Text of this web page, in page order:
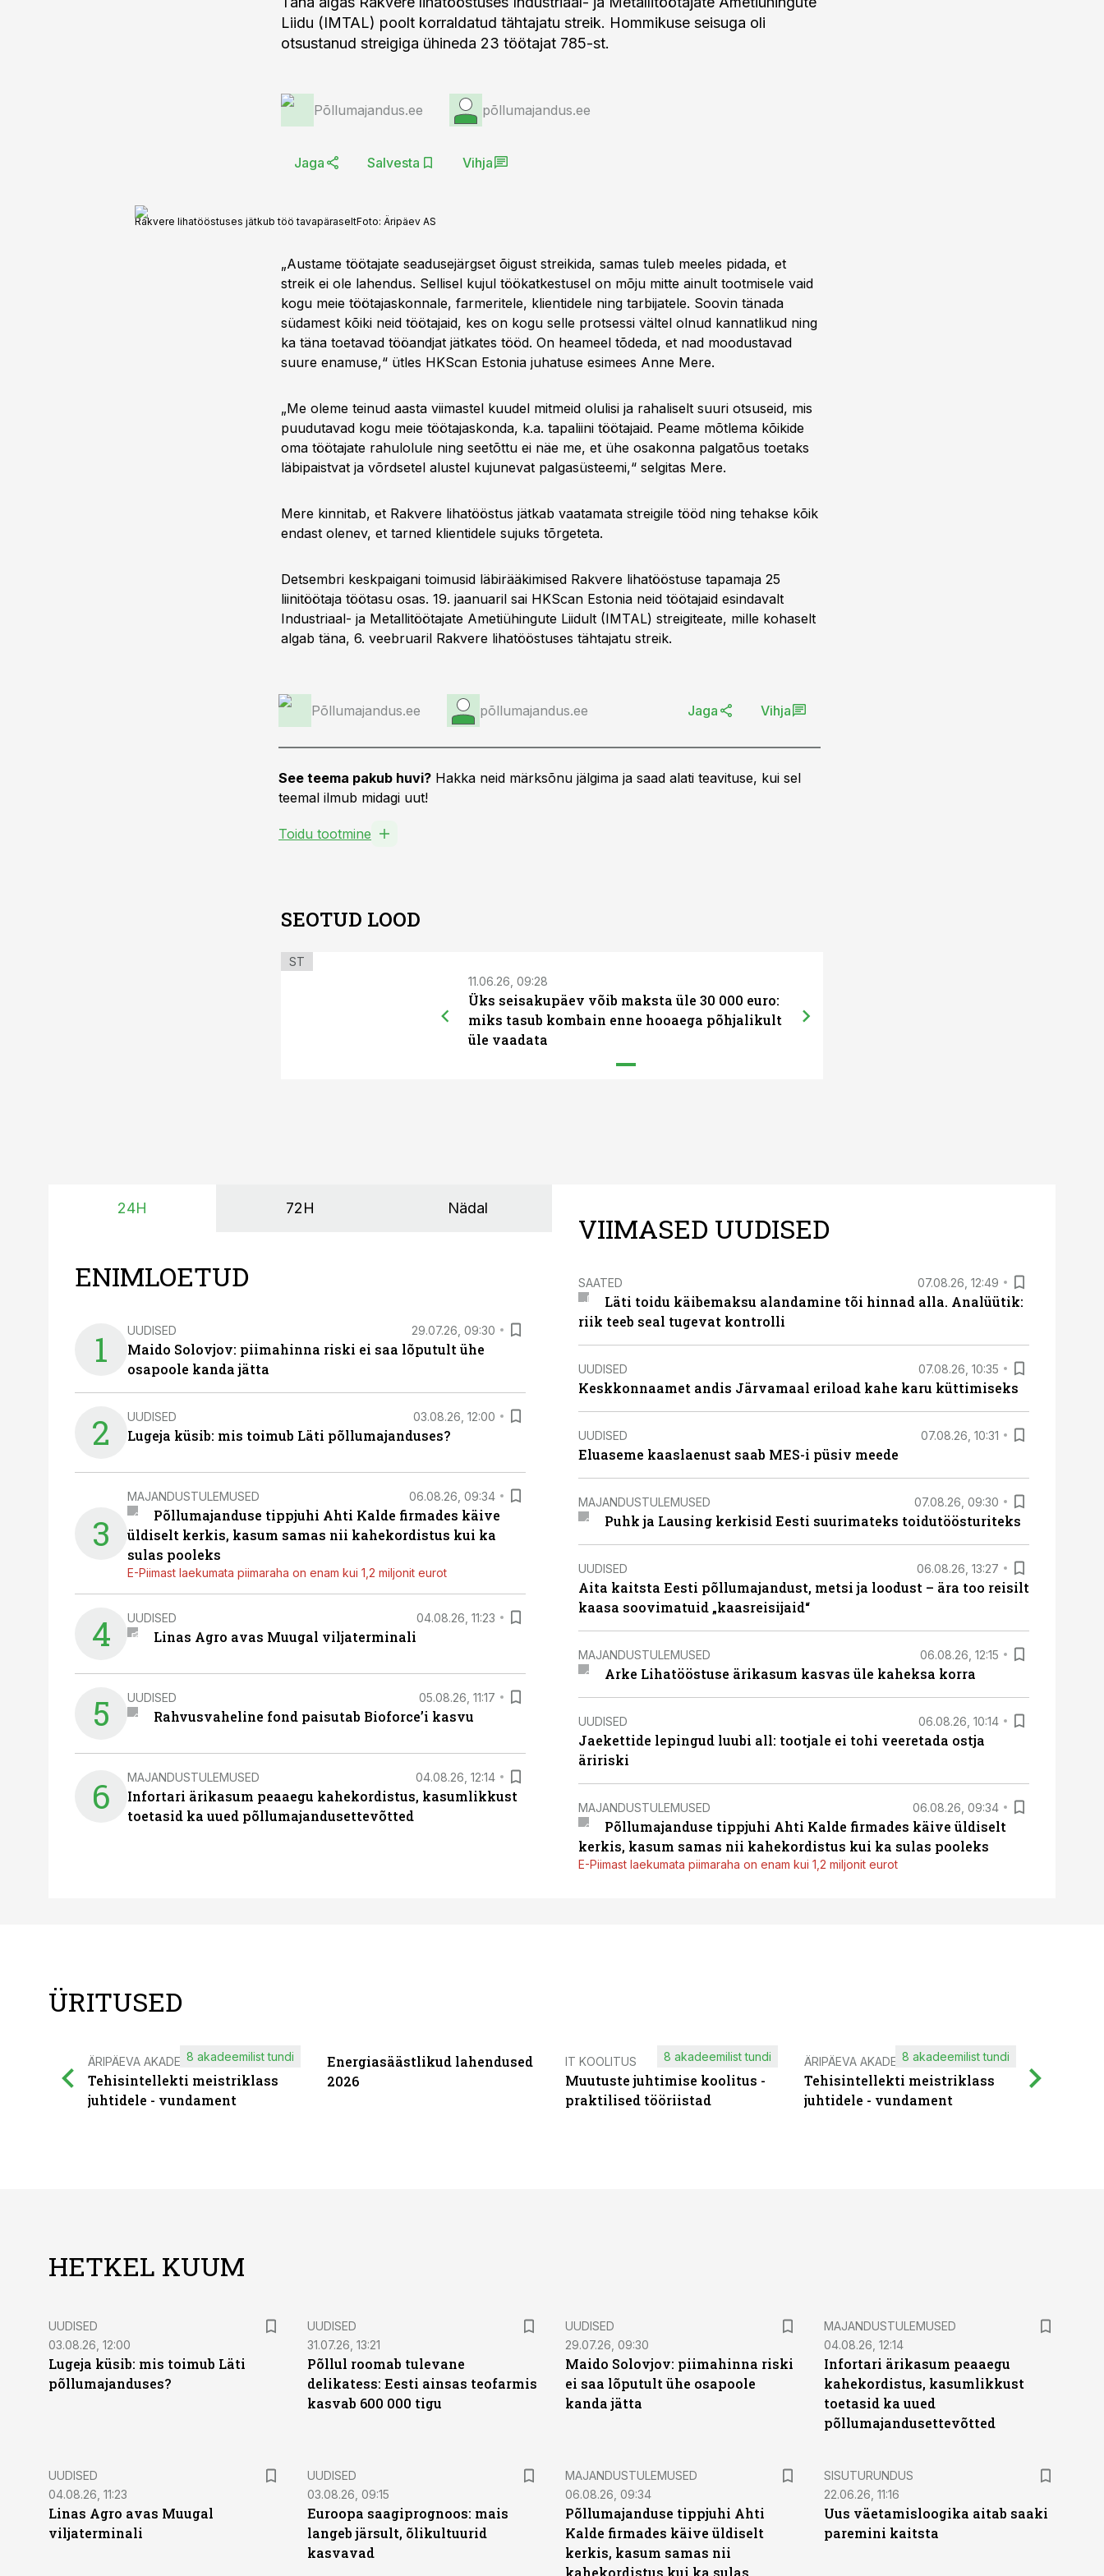
Liidu (IMTAL) poolt korraldatud tähtajatu streik. Hommikuse seisuga oli
otsustanud streigiga ühineda 23 töötajat 785-st.
Põllumajandus.ee põllumajandus.ee
Jaga Salvesta Vihja
Rakvere lihatööstuses jätkub töö tavapäraseltFoto: Äripäev AS
„Austame töötajate seadusejärgset õigust streikida, samas tuleb meeles pidada, et
streik ei ole lahendus. Sellisel kujul töökatkestusel on mõju mitte ainult tootmisele vaid
kogu meie töötajaskonnale, farmeritele, klientidele ning tarbijatele. Soovin tänada
südamest kõiki neid töötajaid, kes on kogu selle protsessi vältel olnud kannatlikud ning
ka täna toetavad tööandjat jätkates tööd. On heameel tõdeda, et nad moodustavad
suure enamuse,“ ütles HKScan Estonia juhatuse esimees Anne Mere.
„Me oleme teinud aasta viimastel kuudel mitmeid olulisi ja rahaliselt suuri otsuseid, mis
puudutavad kogu meie töötajaskonda, k.a. tapaliini töötajaid. Peame mõtlema kõikide
oma töötajate rahulolule ning seetõttu ei näe me, et ühe osakonna palgatõus toetaks
läbipaistvat ja võrdsetel alustel kujunevat palgasüsteemi,“ selgitas Mere.
Mere kinnitab, et Rakvere lihatööstus jätkab vaatamata streigile tööd ning tehakse kõik
endast olenev, et tarned klientidele sujuks tõrgeteta.
Detsembri keskpaigani toimusid läbirääkimised Rakvere lihatööstuse tapamaja 25
liinitöötaja töötasu osas. 19. jaanuaril sai HKScan Estonia neid töötajaid esindavalt
Industriaal- ja Metallitöötajate Ametiühingute Liidult (IMTAL) streigiteate, mille kohaselt
algab täna, 6. veebruaril Rakvere lihatööstuses tähtajatu streik.
Põllumajandus.ee põllumajandus.ee Jaga Vihja
See teema pakub huvi? Hakka neid märksõnu jälgima ja saad alati teavituse, kui sel
teemal ilmub midagi uut!
Toidu tootmine
SEOTUD LOOD
ST
11.06.26, 09:28
Üks seisakupäev võib maksta üle 30 000 euro:
miks tasub kombain enne hooaega põhjalikult
üle vaadata
24H 72H Nädal
ENIMLOETUD
1 UUDISED 29.07.26, 09:30
Maido Solovjov: piimahinna riski ei saa lõputult ühe
osapoole kanda jätta
2 UUDISED 03.08.26, 12:00
Lugeja küsib: mis toimub Läti põllumajanduses?
3
MAJANDUSTULEMUSED 06.08.26, 09:34
Põllumajanduse tippjuhi Ahti Kalde firmades käive
üldiselt kerkis, kasum samas nii kahekordistus kui ka
sulas pooleks
E-Piimast laekumata piimaraha on enam kui 1,2 miljonit eurot
4 UUDISED 04.08.26, 11:23
Linas Agro avas Muugal viljaterminali
5 UUDISED 05.08.26, 11:17
Rahvusvaheline fond paisutab Bioforce’i kasvu
6 MAJANDUSTULEMUSED 04.08.26, 12:14
Infortari ärikasum peaaegu kahekordistus, kasumlikkust
toetasid ka uued põllumajandusettevõtted
VIIMASED UUDISED
SAATED 07.08.26, 12:49
Läti toidu käibemaksu alandamine tõi hinnad alla. Analüütik:
riik teeb seal tugevat kontrolli
UUDISED 07.08.26, 10:35
Keskkonnaamet andis Järvamaal eriload kahe karu küttimiseks
UUDISED 07.08.26, 10:31
Eluaseme kaaslaenust saab MES-i püsiv meede
MAJANDUSTULEMUSED 07.08.26, 09:30
Puhk ja Lausing kerkisid Eesti suurimateks toidutöösturiteks
UUDISED 06.08.26, 13:27
Aita kaitsta Eesti põllumajandust, metsi ja loodust – ära too reisilt
kaasa soovimatuid „kaasreisijaid“
MAJANDUSTULEMUSED 06.08.26, 12:15
Arke Lihatööstuse ärikasum kasvas üle kaheksa korra
UUDISED 06.08.26, 10:14
Jaekettide lepingud luubi all: tootjale ei tohi veeretada ostja
äririski
MAJANDUSTULEMUSED 06.08.26, 09:34
Põllumajanduse tippjuhi Ahti Kalde firmades käive üldiselt
kerkis, kasum samas nii kahekordistus kui ka sulas pooleks
E-Piimast laekumata piimaraha on enam kui 1,2 miljonit eurot
ÜRITUSED
ÄRIPÄEVA AKADEEMIA
Tehisintellekti meistriklass
juhtidele - vundament
8 akadeemilist tundi
Energiasäästlikud lahendused
2026
IT KOOLITUS
Muutuste juhtimise koolitus -
praktilised tööriistad
8 akadeemilist tundi ÄRIPÄEVA AKADEEMIA
Tehisintellekti meistriklass
juhtidele - vundament
8 akadeemilist tundi
HETKEL KUUM
UUDISED
03.08.26, 12:00
Lugeja küsib: mis toimub Läti
põllumajanduses?
UUDISED
31.07.26, 13:21
Põllul roomab tulevane
delikatess: Eesti ainsas teofarmis
kasvab 600 000 tigu
UUDISED
29.07.26, 09:30
Maido Solovjov: piimahinna riski
ei saa lõputult ühe osapoole
kanda jätta
MAJANDUSTULEMUSED
04.08.26, 12:14
Infortari ärikasum peaaegu
kahekordistus, kasumlikkust
toetasid ka uued
põllumajandusettevõtted
UUDISED
04.08.26, 11:23
Linas Agro avas Muugal
viljaterminali
UUDISED
03.08.26, 09:15
Euroopa saagiprognoos: mais
langeb järsult, õlikultuurid
kasvavad
MAJANDUSTULEMUSED
06.08.26, 09:34
Põllumajanduse tippjuhi Ahti
Kalde firmades käive üldiselt
kerkis, kasum samas nii
kahekordistus kui ka sulas
ST
SISUTURUNDUS
22.06.26, 11:16
Uus väetamisloogika aitab saaki
paremini kaitsta